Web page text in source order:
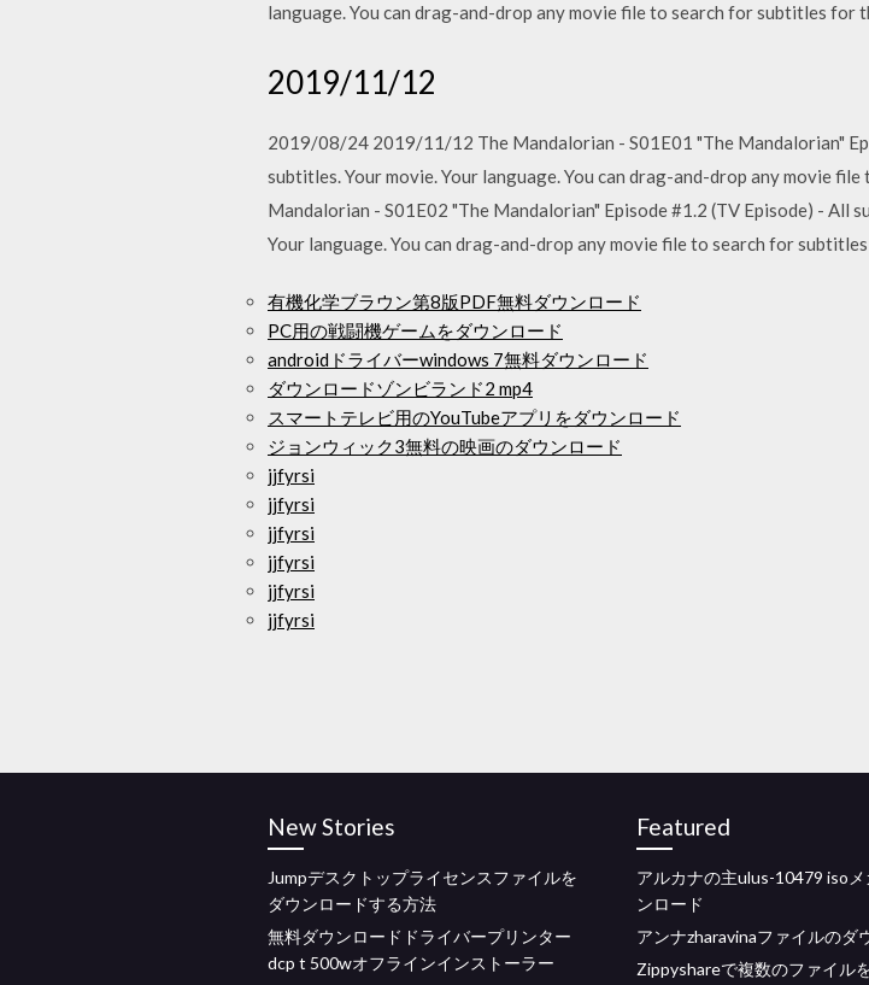
language. You can drag-and-drop any movie file to search for subtitles for
2019/11/12
2019/08/24 2019/11/12 The Mandalorian - S01E01 "The Mandalorian"
subtitles. Your movie. Your language. You can drag-and-drop any movie
Mandalorian - S01E02 "The Mandalorian" Episode #1.2 (TV Episode) - All
Your language. You can drag-and-drop any movie file to search for
有機化学ブラウン第8版PDF無料ダウンロード
PC用の戦闘機ゲームをダウンロード
androidドライバーwindows 7無料ダウンロード
ダウンロードゾンビランド2 mp4
スマートテレビ用のYouTubeアプリをダウンロード
ジョンウィック3無料の映画のダウンロード
jjfyrsi
jjfyrsi
jjfyrsi
jjfyrsi
jjfyrsi
jjfyrsi
New Stories
Jumpデスクトップライセンスファイルを
ダウンロードする方法
無料ダウンロードドライバープリンター
dcp t 500wオフラインインストーラー
Featured
アルカナの主ulus-10479 isoメ
ンロード
アンナzharavinaファイルのダ
Zippyshareで複数のファイル